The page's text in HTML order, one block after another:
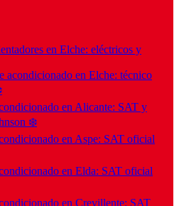
en Elche: eléctricos y
acondicionado en Elche: técnico
en Alicante: SAT y
❄️
en Aspe: SAT oficial
en Elda: SAT oficial
en Crevillente: SAT